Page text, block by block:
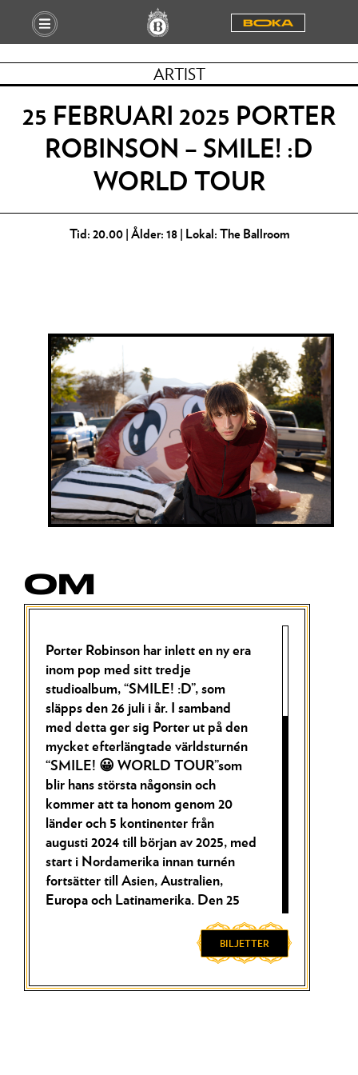
BOOKA
ARTIST
25 FEBRUARI 2025 PORTER
ROBINSON – SMILE! :D
WORLD TOUR
Tid: 20.00 | Ålder: 18 | Lokal: The Ballroom
OM
Porter Robinson har inlett en ny era
inom pop med sitt tredje
studioalbum,“SMILE! :D”, som
släpps den 26 juli i år. I samband
med detta ger sig Porter ut på den
mycket efterlängtade världsturnén
“SMILE! 😀 WORLD TOUR”som
blir hans största någonsin och
kommer att ta honom genom 20
länder och 5 kontinenter från
augusti 2024 till början av 2025, med
start i Nordamerika innan turnén
fortsätter till Asien, Australien,
Europa och Latinamerika. Den 25
Robinson till Sverige för att inta
scenen på Berns i Stockholm för ett
BILJETTER